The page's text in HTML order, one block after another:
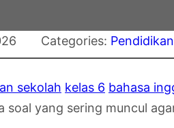
Categories: Pendidikan
sekolah kelas 6 bahasa
soal yang sering muncul